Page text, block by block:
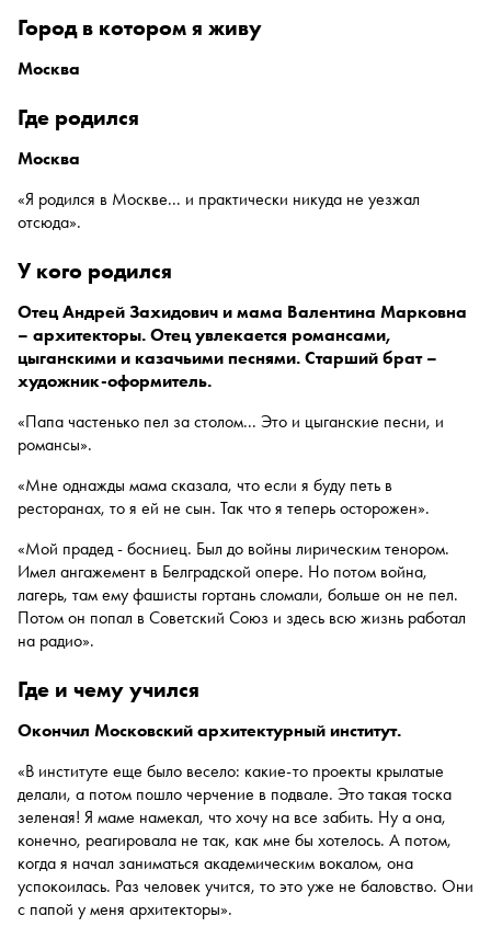
город в котором я живу
Москва
где родился
Москва
«Я родился в Москве... и практически никуда не уезжал
отсюда».
у кого родился
Отец Андрей Захидович и мама Валентина Марковна
– архитекторы. Отец увлекается романсами,
цыганскими и казачьими песнями. Старший брат –
художник-оформитель.
«Папа частенько пел за столом... Это и цыганские песни, и
романсы».
«Мне однажды мама сказала, что если я буду петь в
ресторанах, то я ей не сын. Так что я теперь осторожен».
«Мой прадед - босниец. Был до войны лирическим тенором.
Имел ангажемент в Белградской опере. Но потом война,
лагерь, там ему фашисты гортань сломали, больше он не пел.
Потом он попал в Советский Союз и здесь всю жизнь работал
на радио».
где и чему учился
Окончил Московский архитектурный институт.
«В институте еще было весело: какие-то проекты крылатые
делали, а потом пошло черчение в подвале. Это такая тоска
зеленая! Я маме намекал, что хочу на все забить. Ну а она,
конечно, реагировала не так, как мне бы хотелось. А потом,
когда я начал заниматься академическим вокалом, она
успокоилась. Раз человек учится, то это уже не баловство. Они
с папой у меня архитекторы».